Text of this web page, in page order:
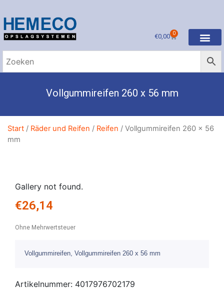
€0,00 0
Vollgummireifen 260 x 56 mm
Start / Räder und Reifen / Reifen / Vollgummireifen 260 x 56
mm
Gallery not found.
€26,14
Ohne Mehrwertsteuer
Vollgummireifen, Vollgummireifen 260 x 56 mm
Artikelnummer: 4017976702179